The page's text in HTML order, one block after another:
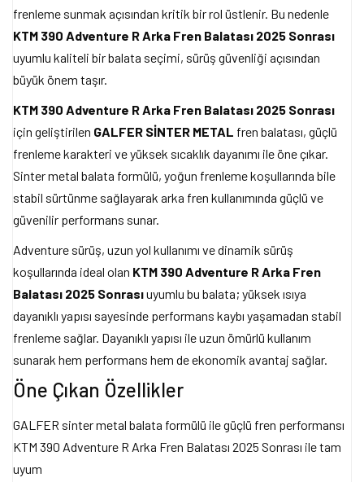
frenleme sunmak açısından kritik bir rol üstlenir. Bu nedenle
KTM 390 Adventure R Arka Fren Balatası 2025 Sonrası
uyumlu kaliteli bir balata seçimi, sürüş güvenliği açısından
büyük önem taşır.
KTM 390 Adventure R Arka Fren Balatası 2025 Sonrası
için geliştirilen GALFER SİNTER METAL fren balatası, güçlü
frenleme karakteri ve yüksek sıcaklık dayanımı ile öne çıkar.
Sinter metal balata formülü, yoğun frenleme koşullarında bile
stabil sürtünme sağlayarak arka fren kullanımında güçlü ve
güvenilir performans sunar.
Adventure sürüş, uzun yol kullanımı ve dinamik sürüş
koşullarında ideal olan KTM 390 Adventure R Arka Fren
Balatası 2025 Sonrasıuyumlu bu balata; yüksek ısıya
dayanıklı yapısı sayesinde performans kaybı yaşamadan stabil
frenleme sağlar. Dayanıklı yapısı ile uzun ömürlü kullanım
sunarak hem performans hem de ekonomik avantaj sağlar.
Öne Çıkan Özellikler
GALFER sinter metal balata formülü ile güçlü fren performansı
KTM 390 Adventure R Arka Fren Balatası 2025 Sonrası ile tam
uyum